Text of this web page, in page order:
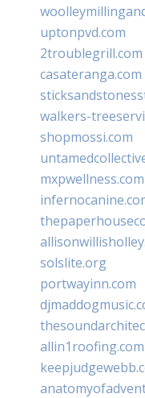
uptonpvd.com
2troublegrill.com
casateranga.com
walkers-
shopmossi.com
mxpwellness.com
solslite.org
portwayinn.com
allin1roofing.com